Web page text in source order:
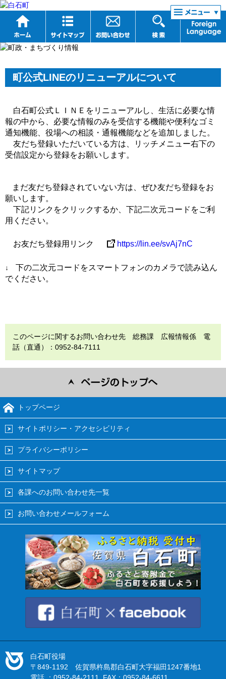
リンク集
町公式LINEのリニューアルについて
白石町公式ＬＩＮＥをリニューアルし、生活に必要な情
報の中から、必要な情報のみを受信する機能や便利なゴミ
通知機能、役場への相談・通報機能などを追加しました。
友だち登録いただいている方は、リッチメニュー右下の
受信設定から登録をお願いします。
まだ友だち登録されていない方は、ぜひ友だち登録をお
願いします。
下記リンクをクリックするか、下記二次元コードをご利
用ください。
お友だち登録用リンク https://lin.ee/svAj7nC
↓ 下の二次元コードをスマートフォンのカメラで読み込ん
でください。
このページに関するお問い合わせ先 総務課 広報情報係 電
話（直通）：0952-84-7111
トップページ
サイトポリシー・アクセシビリティ
プライバシーポリシー
サイトマップ
各課へのお問い合わせ先一覧
お問い合わせメールフォーム
白石町役場
〒849-1192 佐賀県杵島郡白石町大字福田1247番地1